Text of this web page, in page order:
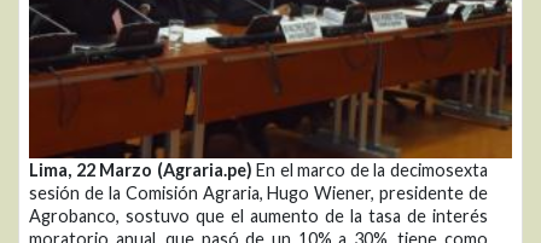
Lima, 22 Marzo (Agraria.pe)En el marco de la decimosexta
sesión de la Comisión Agraria, Hugo Wiener, presidente de
Agrobanco, sostuvo que el aumento de la tasa de interés
moratorio anual, que pasó de un 10% a 30%, tiene como